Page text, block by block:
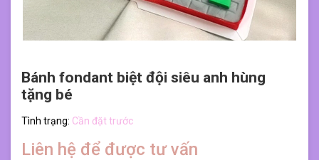
Bánh fondant biệt đội siêu anh hùng
tặng bé
Tình trạng: Cần đặt trước
Liên hệ để được tư vấn